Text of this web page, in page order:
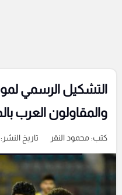
التشكيل الرسمي
والمقاولون العرب
كتب:محمود النقر تاريخ النشر: 13/09/2025